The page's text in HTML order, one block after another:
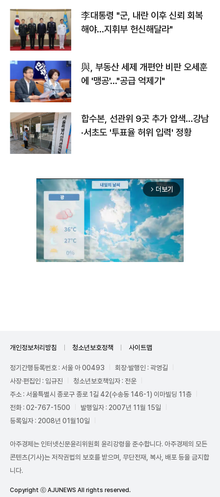
李대통령 "군, 내란 이후 신뢰 회복
해야…지휘부 헌신해달라"
與, 부동산 세제 개편안 비판 오세훈
에 '맹공'…"공급 억제기"
합수본, 선관위 9곳 추가 압색…강남
·서초도 '투표율 허위 입력' 정황
arrow_forward_ios 더보기
개인정보처리방침 청소년보호정책 사이트맵
정기간행등록번호 : 서울 아 00493
회장·발행인 : 곽영길
사장·편집인 : 임규진
청소년보호책임자 : 전운
주소 : 서울특별시 종로구 종로 1길 42(수송동 146-1) 이마빌딩 11층
전화 : 02-767-1500
발행일자 : 2007년 11월 15일
등록일자 : 2008년 01월10일
아주경제는 인터넷신문윤리위원회 윤리강령을 준수합니다. 아주경제의 모든
콘텐츠(기사)는 저작권법의 보호를 받으며, 무단전재, 복사, 배포 등을 금지합
니다.
Copyright ⓒ AJUNEWS All rights reserved.